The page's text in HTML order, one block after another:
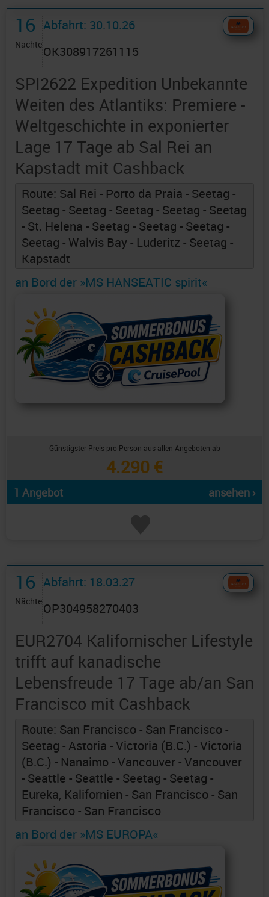
16
Nächte
Abfahrt: 30.10.26
OK308917261115
SPI2622 Expedition Unbekannte
Weiten des Atlantiks: Premiere -
Weltgeschichte in exponierter
Lage 17 Tage ab Sal Rei an
Kapstadt mit Cashback
Route: Sal Rei - Porto da Praia - Seetag -
Seetag - Seetag - Seetag - Seetag - Seetag
- St. Helena - Seetag - Seetag - Seetag -
Seetag - Walvis Bay - Luderitz - Seetag -
Kapstadt
an Bord der »MS HANSEATIC spirit«
Günstigster Preis pro Person aus allen Angeboten ab
4.290 €
1 Angebot ansehen ›
16
Nächte
Abfahrt: 18.03.27
OP304958270403
EUR2704 Kalifornischer Lifestyle
trifft auf kanadische
Lebensfreude 17 Tage ab/an San
Francisco mit Cashback
Route: San Francisco - San Francisco -
Seetag - Astoria - Victoria (B.C.) - Victoria
(B.C.) - Nanaimo - Vancouver - Vancouver
- Seattle - Seattle - Seetag - Seetag -
Eureka, Kalifornien - San Francisco - San
Francisco - San Francisco
an Bord der »MS EUROPA«